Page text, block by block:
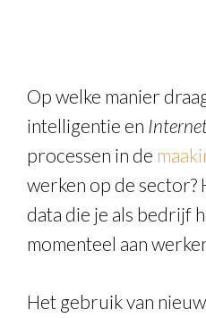
Op welke manier
intelligentie en
processen in de
werken op de sector?
data die je als bedrijf
momenteel aan
Het gebruik van